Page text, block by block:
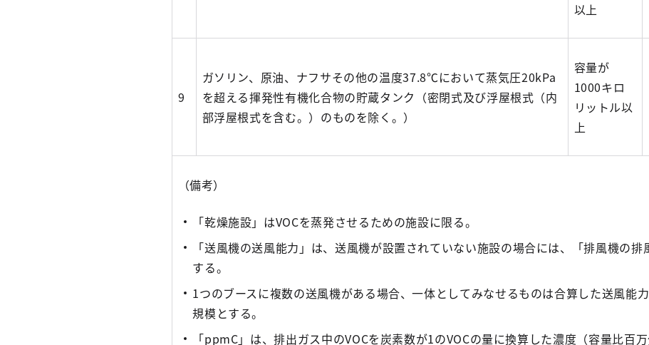
以上
9
ガソリン、原油、ナフサその他の温度37.8℃において蒸気圧20kPa
を超える揮発性有機化合物の貯蔵タンク（密閉式及び浮屋根式（内
部浮屋根式を含む。）のものを除く。）
容量が
1000キロ
リットル以
上
（備考）
「乾燥施設」はVOCを蒸発させるための施設に限る。
「送風機の送風能力」は、送風機が設置されていない施設の場合には、「排風機の排
する。
1つのブースに複数の送風機がある場合、一体としてみなせるものは合算した送風能
規模とする。
「ppmC」は、排出ガス中のVOCを炭素数が1のVOCの量に換算した濃度（容量比百万